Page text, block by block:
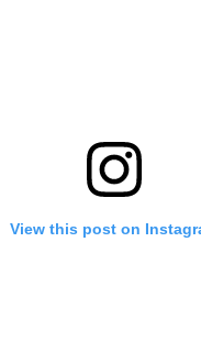
View this post on